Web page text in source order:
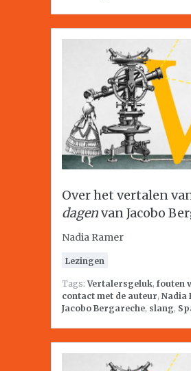
Over het vertalen
dagenvan Jacobo
Nadia Ramer
Lezingen
Tags:Vertalersgeluk, fouten
contact met de auteur, Nadia
Jacobo Bergareche, slang,